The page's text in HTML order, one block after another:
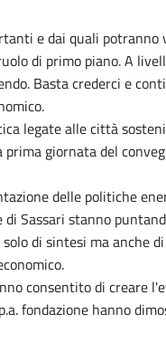
e dai quali
di primo piano. A
Basta crederci e
legate alle città
giornata del
delle politiche
Sassari stanno
di sintesi ma anche
consentito di creare
fondazione hanno